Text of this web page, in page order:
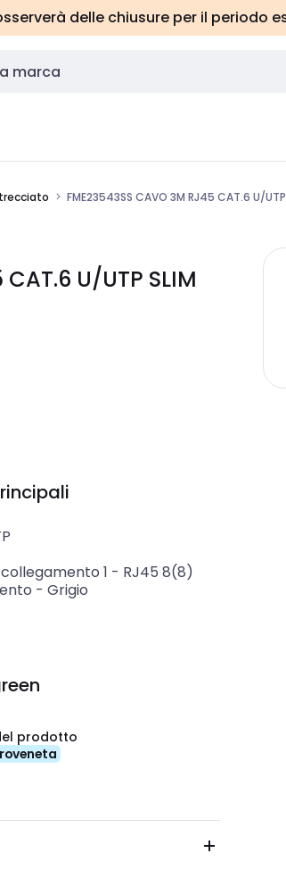
delle chiusure per il periodo
FME23543SS CAVO 3M RJ45 CAT.6 U/UTP
U/UTP SLIM
1 - RJ45 8(8)
- Grigio
prodotto